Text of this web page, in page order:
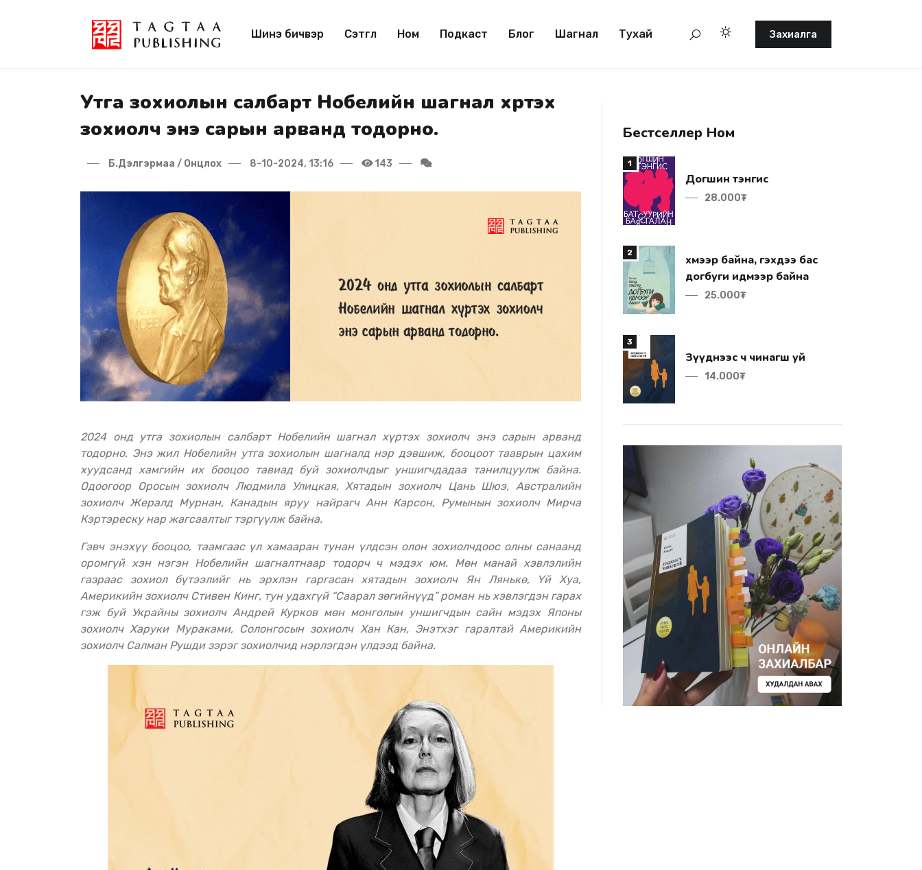
Шинэ бичвэр Сэтгүүл Ном Подкаст Блог Шагнал Тухай Захиалга
Утга зохиолын салбарт Нобелийн шагнал хүртэх
зохиолч энэ сарын арванд тодорно.
Б.Дэлгэрмаа / Онцлох 8-10-2024, 13:16 143
2024 онд утга зохиолын салбарт Нобелийн шагнал хүртэх зохиолч энэ сарын арванд
тодорно. Энэ жил Нобелийн утга зохиолын шагналд нэр дэвшиж, бооцоот тааврын цахим
хуудсанд хамгийн их бооцоо тавиад буй зохиолчдыг уншигчдадаа танилцуулж байна.
Одоогоор Оросын зохиолч Людмила Улицкая, Хятадын зохиолч Цань Шюэ, Австралийн
зохиолч Жералд Мурнан, Канадын яруу найрагч Анн Карсон, Pумынын зохиолч Мирча
Кэртэреску нар жагсаалтыг тэргүүлж байна.
Гэвч энэхүү бооцоо, таамгаас үл хамааран тунан үлдсэн олон зохиолчдоос олны санаанд
оромгүй хэн нэгэн Нобелийн шагналтнаар тодорч ч мэдэх юм. Мөн манай хэвлэлийн
газраас зохиол бүтээлийг нь эрхлэн гаргасан хятадын зохиолч Ян Лянькө, Үй Хуа,
Америкийн зохиолч Стивен Кинг, тун удахгүй “Саарал зөгийнүүд” роман нь хэвлэгдэн гарах
гэж буй Украйны зохиолч Андрей Курков мөн монголын уншигчдын сайн мэдэх Японы
зохиолч Харуки Мураками, Солонгосын зохиолч Хан Кан, Энэтхэг гаралтай Америкийн
зохиолч Салман Рушди зэрэг зохиолчид нэрлэгдэн үлдээд байна.
Бестселлер Ном
1
Догшин тэнгис
28.000₮
2
догбуги идмээр байна
25.000₮
3
Зүүднээс ч чинагш уй
14.000₮